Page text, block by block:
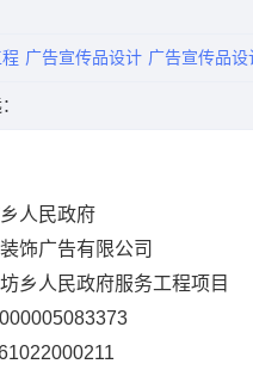
广告宣传品设计 广告宣传品
人民政府
饰广告有限公司
乡人民政府服务工程项目